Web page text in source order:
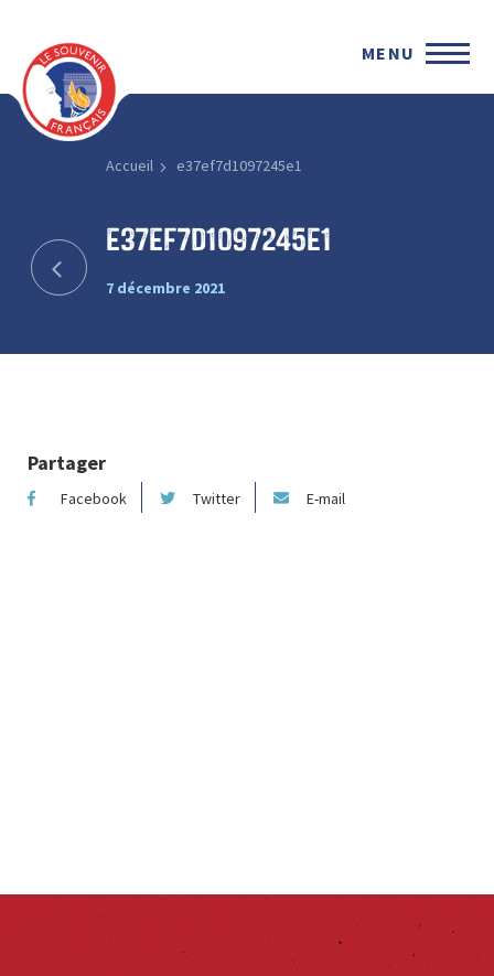
MENU
Accueil e37ef7d1097245e1
e37ef7d1097245e1
7 décembre 2021
Partager
Facebook Twitter E-mail